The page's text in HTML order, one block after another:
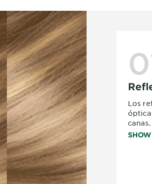
Los
óptica
Light